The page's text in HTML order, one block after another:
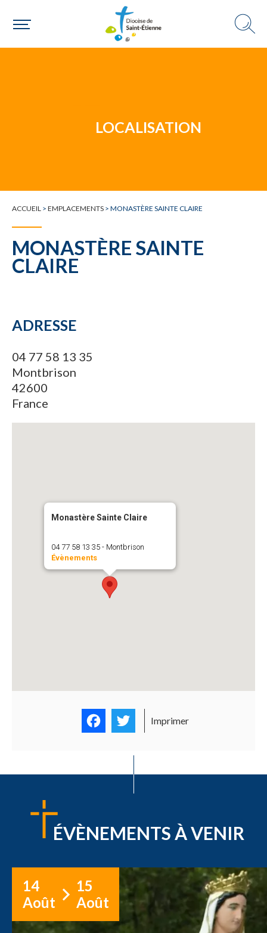
Un mouvement
LOCALISATION
ACCUEIL > EMPLACEMENTS > MONASTÈRE SAINTE CLAIRE
MONASTÈRE SAINTE
CLAIRE
ADRESSE
04 77 58 13 35
Montbrison
42600
France
Monastère Sainte Claire
04 77 58 13 35 - Montbrison
Évènements
FacebookTwitter
Imprimer
ÉVÈNEMENTS À VENIR
14
Août
15
Août